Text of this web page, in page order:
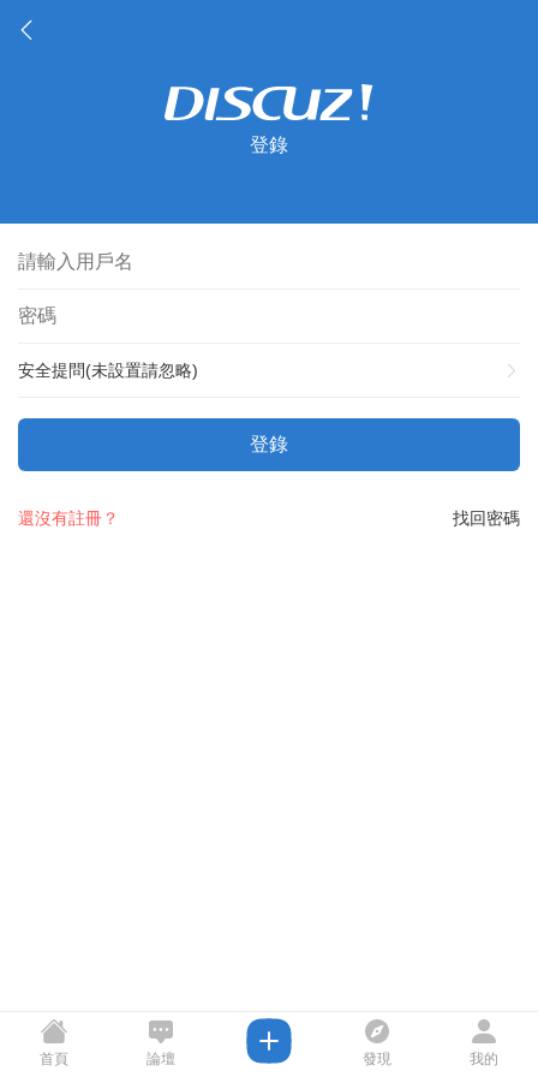
登錄
安全提問(未設置請忽略)
登錄
找回密碼
還沒有註冊？
首頁 論壇 發現 我的